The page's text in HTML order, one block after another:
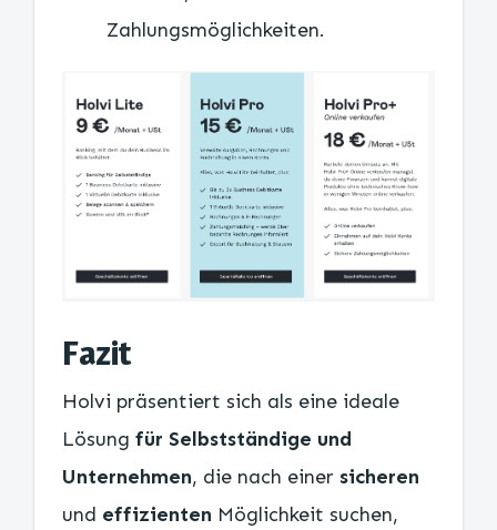
Zahlungsmöglichkeiten.
Fazit
Holvi präsentiert sich als eine ideale
Lösung für Selbstständige und
Unternehmen, die nach einer sicheren
und effizienten Möglichkeit suchen,